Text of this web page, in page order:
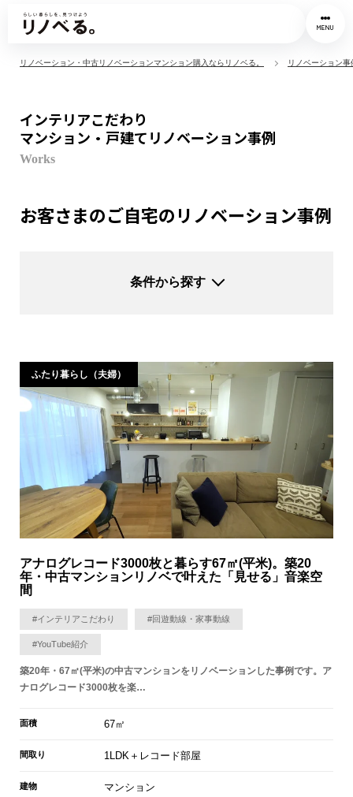
MENU
リノベーション・中古リノベーションマンション購入ならリノベる。 リノベーション事
インテリアこだわり
マンション・戸建てリノベーション事例
Works
お客さまのご自宅のリノベーション事例
条件から探す
ふたり暮らし（夫婦）
アナログレコード3000枚と暮らす67㎡(平米)。築20
年・中古マンションリノベで叶えた「見せる」音楽空
間
#インテリアこだわり #回遊動線・家事動線
#YouTube紹介
築20年・67㎡(平米)の中古マンションをリノベーションした事例です。ア
ナログレコード3000枚を楽…
面積 67㎡
間取り 1LDK＋レコード部屋
建物 マンション